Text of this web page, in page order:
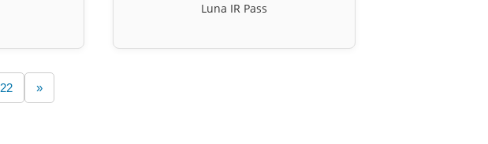
Luna IR Pass
22 »